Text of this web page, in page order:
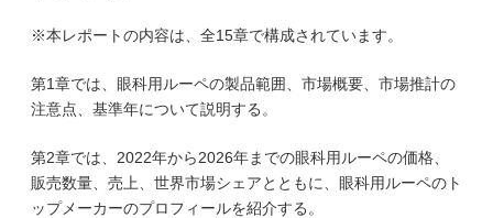
※本レポートの内容は、全15章で構成されています。
第1章では、眼科用ルーペの製品範囲、市場概要、市場推計の
注意点、基準年について説明する。
第2章では、2022年から2026年までの眼科用ルーペの価格、
販売数量、売上、世界市場シェアとともに、眼科用ルーペのト
ップメーカーのプロフィールを紹介する。